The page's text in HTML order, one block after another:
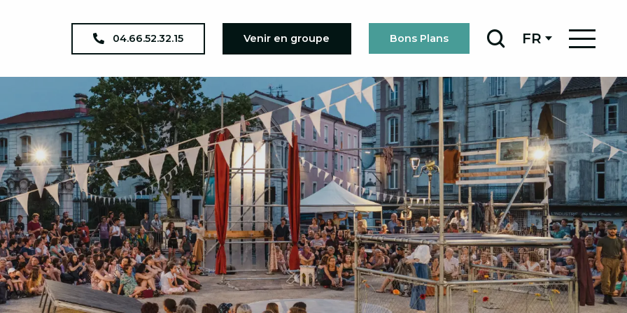
04.66.52.32.15 Venir en groupe Bons Plans FR